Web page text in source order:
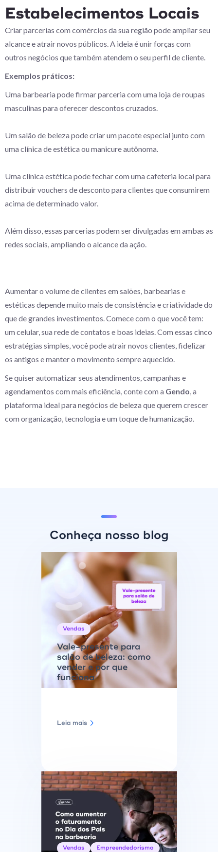
Estabelecimentos Locais
Criar parcerias com comércios da sua região pode ampliar seu
alcance e atrair novos públicos. A ideia é unir forças com
outros negócios que também atendem o seu perfil de cliente.
Exemplos práticos:
Uma barbearia pode firmar parceria com uma loja de roupas
masculinas para oferecer descontos cruzados.
Um salão de beleza pode criar um pacote especial junto com
uma clínica de estética ou manicure autônoma.
Uma clínica estética pode fechar com uma cafeteria local para
distribuir vouchers de desconto para clientes que consumirem
acima de determinado valor.
Além disso, essas parcerias podem ser divulgadas em ambas as
redes sociais, ampliando o alcance da ação.
Aumentar o volume de clientes em salões, barbearias e
estéticas depende muito mais de consistência e criatividade do
que de grandes investimentos. Comece com o que você tem:
um celular, sua rede de contatos e boas ideias. Com essas cinco
estratégias simples, você pode atrair novos clientes, fidelizar
os antigos e manter o movimento sempre aquecido.
Se quiser automatizar seus atendimentos, campanhas e
agendamentos com mais eficiência, conte com a Gendo, a
plataforma ideal para negócios de beleza que querem crescer
com organização, tecnologia e um toque de humanização.
Conheça nosso blog
Vendas
Vale-presente para
salão de beleza: como
vender e por que
funciona
Leia mais
Vendas Empreendedorismo